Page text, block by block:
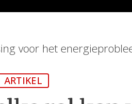
voor het
ARTIKEL